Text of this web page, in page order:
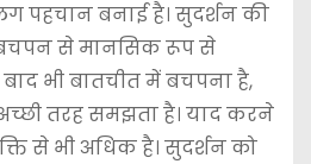
पहचान बनाई है। सुदर्शन की
बचपन से मानसिक रूप से
भी बातचीत में बचपना है,
तरह समझता है। याद करने
से भी अधिक है। सुदर्शन को